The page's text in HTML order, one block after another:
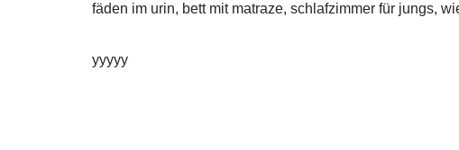
fäden im urin, bett mit matraze, schlafzimmer für jungs,
yyyyy